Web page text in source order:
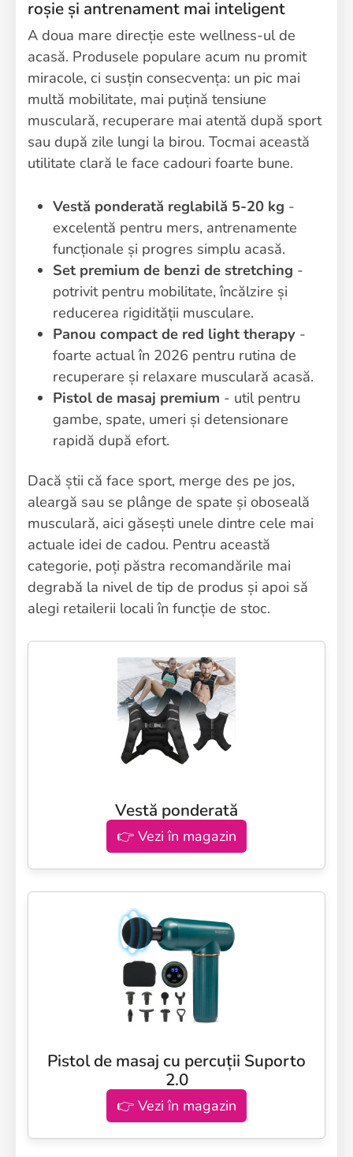
roșie și antrenament mai inteligent
A doua mare direcție este wellness-ul de
acasă. Produsele populare acum nu promit
miracole, ci susțin consecvența: un pic mai
multă mobilitate, mai puțină tensiune
musculară, recuperare mai atentă după sport
sau după zile lungi la birou. Tocmai această
utilitate clară le face cadouri foarte bune.
Vestă ponderată reglabilă 5-20 kg -
excelentă pentru mers, antrenamente
funcționale și progres simplu acasă.
Set premium de benzi de stretching -
potrivit pentru mobilitate, încălzire și
reducerea rigidității musculare.
Panou compact de red light therapy -
foarte actual în 2026 pentru rutina de
recuperare și relaxare musculară acasă.
Pistol de masaj premium - util pentru
gambe, spate, umeri și detensionare
rapidă după efort.
Dacă știi că face sport, merge des pe jos,
aleargă sau se plânge de spate și oboseală
musculară, aici găsești unele dintre cele mai
actuale idei de cadou. Pentru această
categorie, poți păstra recomandările mai
degrabă la nivel de tip de produs și apoi să
alegi retailerii locali în funcție de stoc.
Vestă ponderată
👉 Vezi în magazin
Pistol de masaj cu percuții Suporto
2.0
👉 Vezi în magazin